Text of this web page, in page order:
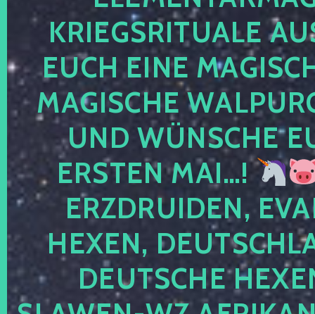
KRIEGSRITUALE
EUCH EINE
MAGISCHE
UND WÜNSCHE
ERSTEN MAI…!
ERZDRUIDEN,
HEXEN,
DEUTSCHE